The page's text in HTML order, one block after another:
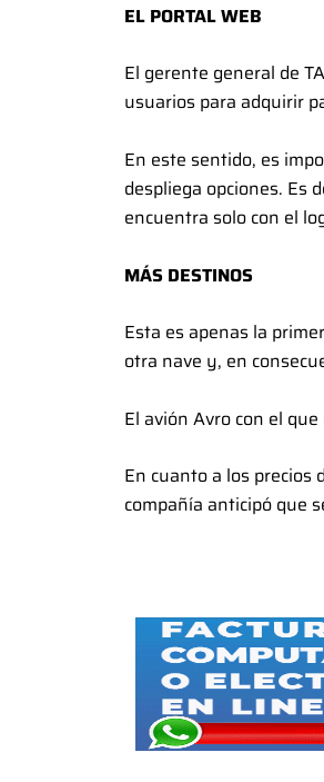
EL PORTAL WEB
El gerente general de
usuarios para adquirir
En este sentido, es
despliega opciones. Es
encuentra solo con el
MÁS DESTINOS
Esta es apenas la
otra nave y, en
El avión Avro con el
En cuanto a los precios
compañía anticipó que